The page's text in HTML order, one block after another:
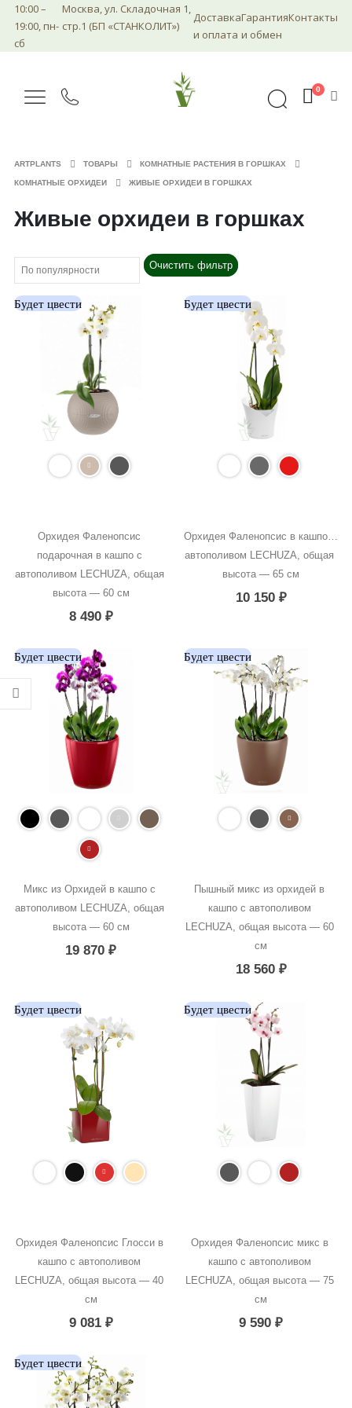
10:00 –
19:00, пн-
сб
Москва, ул. Складочная 1,
стр.1 (БП «СТАНКОЛИТ»)
Доставка
и оплата
Гарантия
и обмен
Контакты
0
ARTPLANTS ТОВАРЫ КОМНАТНЫЕ РАСТЕНИЯ В ГОРШКАХ
КОМНАТНЫЕ ОРХИДЕИ ЖИВЫЕ ОРХИДЕИ В ГОРШКАХ
Живые орхидеи в горшках
Очистить фильтр
Будет цвести
Орхидея Фаленопсис
подарочная в кашпо с
автополивом LECHUZA, общая
высота — 60 см
8 490 ₽
Будет цвести
Орхидея Фаленопсис в кашпо с
автополивом LECHUZA, общая
высота — 65 см
10 150 ₽
Будет цвести
Микс из Орхидей в кашпо с
автополивом LECHUZA, общая
высота — 60 см
19 870₽
Будет цвести
Пышный микс из орхидей в
кашпо с автополивом
LECHUZA, общая высота — 60
см
18 560 ₽
Будет цвести
Орхидея Фаленопсис Глосси в
кашпо с автополивом
LECHUZA, общая высота — 40
см
9 081 ₽
Будет цвести
Орхидея Фаленопсис микс в
кашпо с автополивом
LECHUZA, общая высота — 75
см
9 590₽
Будет цвести